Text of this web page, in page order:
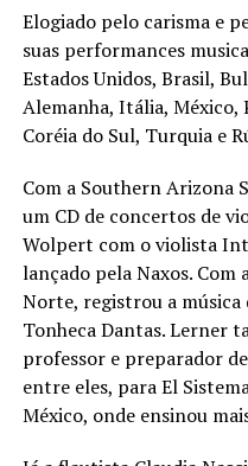
Elogiado pelo carisma e
suas performances
Estados Unidos, Brasil,
Alemanha, Itália, México,
Coréia do Sul, Turquia e
Com a Southern Arizona
um CD de concertos de
Wolpert com o violista
lançado pela Naxos. Com
Norte, registrou a
Tonheca Dantas. Lerner
professor e preparador
entre eles, para El
México, onde ensinou